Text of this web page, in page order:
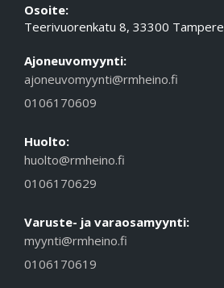
Osoite:
Teerivuorenkatu 8, 33300 Tampere
Ajoneuvomyynti:
ajoneuvomyynti@rmheino.fi
0106170609
Huolto:
huolto@rmheino.fi
0106170629
Varuste- ja varaosamyynti:
myynti@rmheino.fi
0106170619